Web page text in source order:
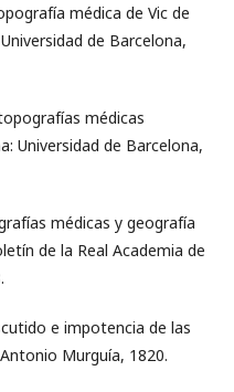
médica de Vic de
de Barcelona,
médicas
Universidad de Barcelona,
médicas y geografía
de la Real Academia de
e impotencia de las
Murguía, 1820.